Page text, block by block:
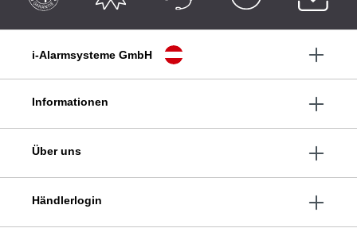
i-Alarmsysteme GmbH
Informationen
Über uns
Händlerlogin